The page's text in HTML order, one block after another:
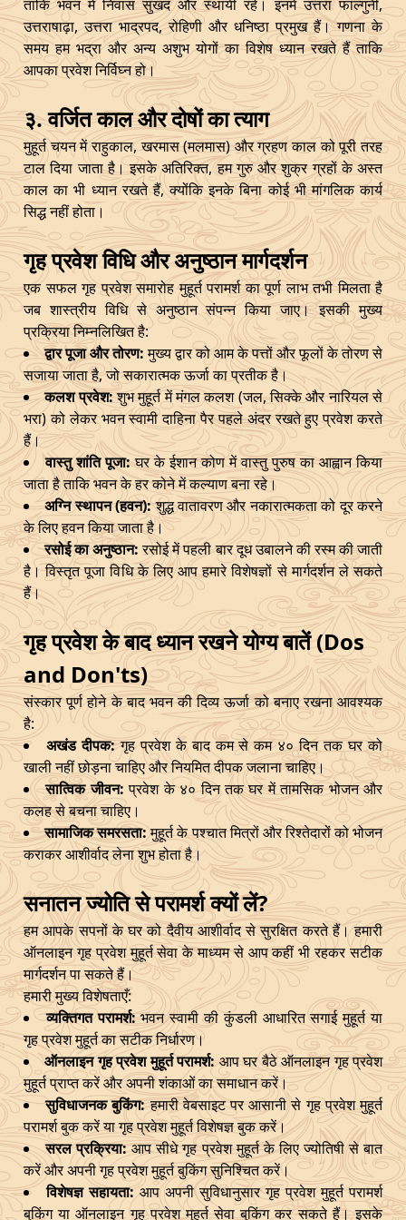
ताकि भवन में निवास सुखद और स्थायी रहे। इनमें उत्तरा फाल्गुनी,
उत्तराषाढ़ा, उत्तरा भाद्रपद, रोहिणी और धनिष्ठा प्रमुख हैं। गणना के
समय हम भद्रा और अन्य अशुभ योगों का विशेष ध्यान रखते हैं ताकि
आपका प्रवेश निर्विघ्न हो।
३. वर्जित काल और दोषों का त्याग
मुहूर्त चयन में राहुकाल, खरमास (मलमास) और ग्रहण काल को पूरी तरह
टाल दिया जाता है। इसके अतिरिक्त, हम गुरु और शुक्र ग्रहों के अस्त
काल का भी ध्यान रखते हैं, क्योंकि इनके बिना कोई भी मांगलिक कार्य
सिद्ध नहीं होता।
गृह प्रवेश विधि और अनुष्ठान मार्गदर्शन
एक सफल गृह प्रवेश समारोह मुहूर्त परामर्श का पूर्ण लाभ तभी मिलता है
जब शास्त्रीय विधि से अनुष्ठान संपन्न किया जाए। इसकी मुख्य
प्रक्रिया निम्नलिखित है:
द्वार पूजा और तोरण:मुख्य द्वार को आम के पत्तों और फूलों के तोरण से
सजाया जाता है, जो सकारात्मक ऊर्जा का प्रतीक है।
कलश प्रवेश:शुभ मुहूर्त में मंगल कलश (जल, सिक्के और नारियल से
भरा) को लेकर भवन स्वामी दाहिना पैर पहले अंदर रखते हुए प्रवेश करते
हैं।
वास्तु शांति पूजा:घर के ईशान कोण में वास्तु पुरुष का आह्वान किया
जाता है ताकि भवन के हर कोने में कल्याण बना रहे।
अग्नि स्थापन (हवन):शुद्ध वातावरण और नकारात्मकता को दूर करने
के लिए हवन किया जाता है।
रसोई का अनुष्ठान:रसोई में पहली बार दूध उबालने की रस्म की जाती
है। विस्तृत पूजा विधि के लिए आप हमारे विशेषज्ञों से मार्गदर्शन ले सकते
हैं।
गृह प्रवेश के बाद ध्यान रखने योग्य बातें (Dos
and Don'ts)
संस्कार पूर्ण होने के बाद भवन की दिव्य ऊर्जा को बनाए रखना आवश्यक
है:
अखंड दीपक:गृह प्रवेश के बाद कम से कम ४० दिन तक घर को
खाली नहीं छोड़ना चाहिए और नियमित दीपक जलाना चाहिए।
सात्विक जीवन: प्रवेश के ४० दिन तक घर में तामसिक भोजन और
कलह से बचना चाहिए।
सामाजिक समरसता:मुहूर्त के पश्चात मित्रों और रिश्तेदारों को भोजन
कराकर आशीर्वाद लेना शुभ होता है।
सनातन ज्योति से परामर्श क्यों लें?
हम आपके सपनों के घर को दैवीय आशीर्वाद से सुरक्षित करते हैं। हमारी
ऑनलाइन गृह प्रवेश मुहूर्त सेवा के माध्यम से आप कहीं भी रहकर सटीक
मार्गदर्शन पा सकते हैं।
हमारी मुख्य विशेषताएँ:
व्यक्तिगत परामर्श:भवन स्वामी की कुंडली आधारित सगाई मुहूर्त या
गृह प्रवेश मुहूर्त का सटीक निर्धारण।
ऑनलाइन गृह प्रवेश मुहूर्त परामर्श:आप घर बैठे ऑनलाइन गृह प्रवेश
मुहूर्त प्राप्त करें और अपनी शंकाओं का समाधान करें।
सुविधाजनक बुकिंग:हमारी वेबसाइट पर आसानी से गृह प्रवेश मुहूर्त
परामर्श बुक करें या गृह प्रवेश मुहूर्त विशेषज्ञ बुक करें।
सरल प्रक्रिया:आप सीधे गृह प्रवेश मुहूर्त के लिए ज्योतिषी से बात
करें और अपनी गृह प्रवेश मुहूर्त बुकिंग सुनिश्चित करें।
विशेषज्ञ सहायता:आप अपनी सुविधानुसार गृह प्रवेश मुहूर्त परामर्श
बुकिंग या ऑनलाइन गृह प्रवेश मुहूर्त सेवा बुकिंग कर सकते हैं। इसके